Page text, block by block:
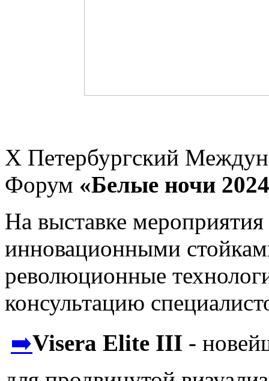
X Петербургский
Форум «Белые ночи
На выставке
инновационными
революционные
консультацию
➡️Visera Elite III -